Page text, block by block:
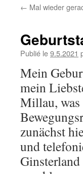
← Mal wieder
Publié le9.5.2021
Mein
mein
Millau,
zunächst
und